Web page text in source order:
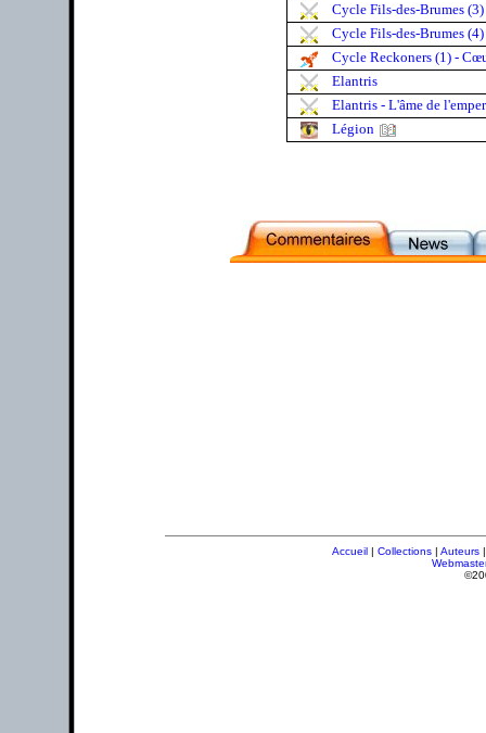
Cycle Fils-des-Brumes (3)
Cycle Fils-des-Brumes
Cycle Reckoners (1) -
Elantris
Elantris - L'âme de
Légion
Accueil | Collections | Auteurs